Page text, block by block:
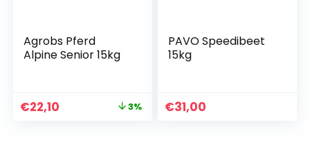
Agrobs Pferd
Alpine Senior 15kg
€22,10 3%
PAVO Speedibeet
15kg
€31,00